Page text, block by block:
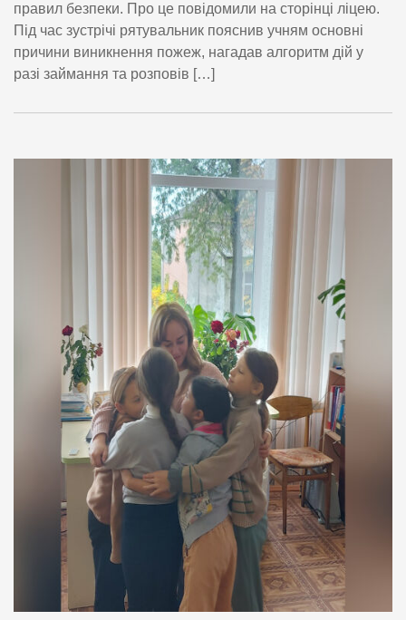
правил безпеки. Про це повідомили на сторінці ліцею.
Під час зустрічі рятувальник пояснив учням основні
причини виникнення пожеж, нагадав алгоритм дій у
разі займання та розповів […]